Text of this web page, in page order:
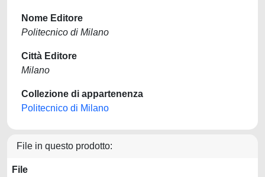
Nome Editore
Politecnico di Milano
Città Editore
Milano
Collezione di appartenenza
Politecnico di Milano
File in questo prodotto:
File